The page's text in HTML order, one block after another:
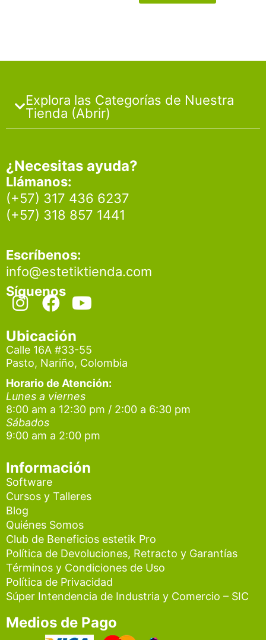
Explora las Categorías de Nuestra
Tienda (Abrir)
¿Necesitas ayuda?
Llámanos:
(+57) 317 436 6237
(+57) 318 857 1441
Escríbenos:
info@estetiktienda.com
Síguenos
I
n
s
t
a
g
r
a
m
F
a
c
e
b
o
o
Y
o
t
u
b
e
Ubicación
Calle 16A #33-55
Pasto, Nariño, Colombia
Horario de Atención:
Lunes a viernes
8:00 am a 12:30 pm / 2:00 a 6:30 pm
Sábados
9:00 am a 2:00 pm
Información
Software
Cursos y Talleres
Blog
Quiénes Somos
Club de Beneficios estetik Pro
Política de Devoluciones, Retracto y Garantías
Términos y Condiciones de Uso
Política de Privacidad
Súper Intendencia de Industria y Comercio – SIC
Medios de Pago